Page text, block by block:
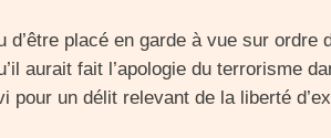
d’être placé en garde à vue sur ordre
aurait fait l’apologie du terrorisme
pour un délit relevant de la liberté